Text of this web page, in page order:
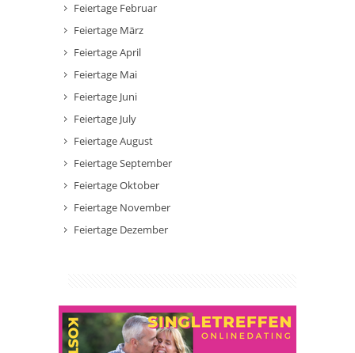
Feiertage Februar
Feiertage März
Feiertage April
Feiertage Mai
Feiertage Juni
Feiertage July
Feiertage August
Feiertage September
Feiertage Oktober
Feiertage November
Feiertage Dezember